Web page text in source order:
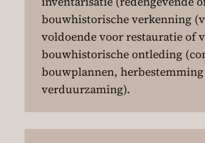
bouwhistorische verkenning
voldoende voor restauratie of
bouwhistorische ontleding
bouwplannen,
verduurzaming).